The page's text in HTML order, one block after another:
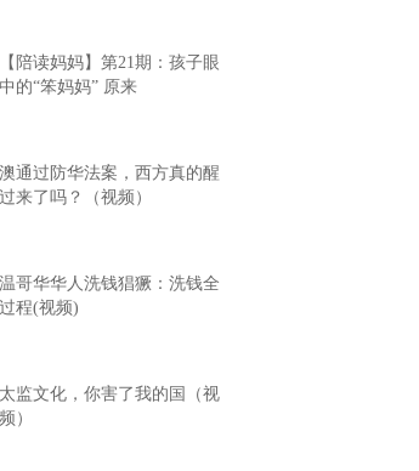
【陪读妈妈】第21期：孩子眼
中的“笨妈妈” 原来
澳通过防华法案，西方真的醒
过来了吗？（视频）
温哥华华人洗钱猖獗：洗钱全
过程(视频)
太监文化，你害了我的国（视
频）